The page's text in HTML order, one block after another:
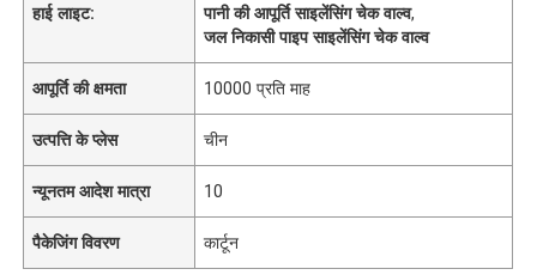
हाई लाइट:
पानी की आपूर्ति साइलेंसिंग चेक वाल्व,
जल निकासी पाइप साइलेंसिंग चेक वाल्व
आपूर्ति की क्षमता 10000 प्रति माह
उत्पत्ति के प्लेस चीन
न्यूनतम आदेश मात्रा 10
पैकेजिंग विवरण कार्टून